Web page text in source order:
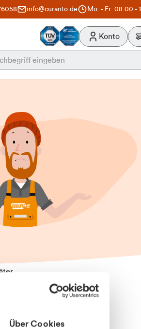
Über Cookies
info@curanto.de Mo. - Fr. 08.00 -
Konto